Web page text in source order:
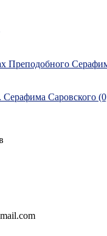
Преподобного
Серафима Саровского